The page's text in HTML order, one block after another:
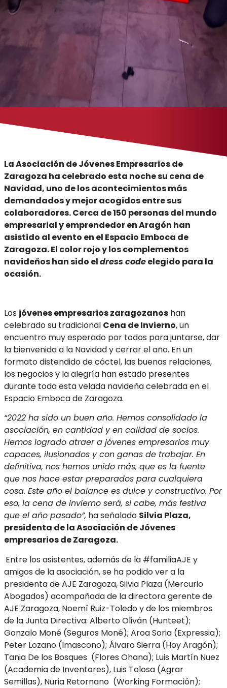
La Asociación de Jóvenes Empresarios de
Zaragoza ha celebrado esta noche su cena de
Navidad, uno de los acontecimientos más
demandados y mejor acogidos entre sus
colaboradores.Cerca de 150 personas del mundo
empresarial y emprendedor en Aragón han
asistido al evento en el Espacio Emboca de
Zaragoza.El color rojo y los complementos
navideños han sido eldress codeelegido para la
ocasión.
Los jóvenes empresarios zaragozanos han
celebrado su tradicional Cena de Invierno, un
encuentro muy esperado por todos para juntarse, dar
la bienvenida a la Navidad y cerrar el año. En un
formato distendido de cóctel, las buenas relaciones,
los negocios y la alegría han estado presentes
durante toda esta velada navideña celebrada en el
Espacio Emboca de Zaragoza.
“2022 ha sido un buen año. Hemos consolidado la
asociación, en cantidad y en calidad de socios.
Hemos logrado atraer a jóvenes empresarios muy
capaces, ilusionados y con ganas de trabajar. En
definitiva, nos hemos unido más, que es la fuente
que nos hace estar preparados para cualquiera
cosa. Este año el balance es dulce y constructivo. Por
eso, la cena de invierno será, si cabe, más festiva
que el año pasado”, ha señalado Silvia Plaza,
presidenta de la Asociación de Jóvenes
empresarios de Zaragoza.
Entre los asistentes, además de la #familiaAJE y
amigos de la asociación, se ha podido ver a la
presidenta de AJE Zaragoza, Silvia Plaza (Mercurio
Abogados) acompañada de la directora gerente de
AJE Zaragoza, Noemí Ruiz-Toledo y de los miembros
de la Junta Directiva: Alberto Oliván (Hunteet);
Gonzalo Moné (Seguros Moné); Aroa Soria (Expressia);
Peter Lozano (Imascono); Álvaro Sierra (Hoy Aragón);
Tania De los Bosques (Flores Ohana); Luis Martín Nuez
(Academia de Inventores), Luis Tolosa (Agrar
Semillas), Nuria Retornano (Working Formación);